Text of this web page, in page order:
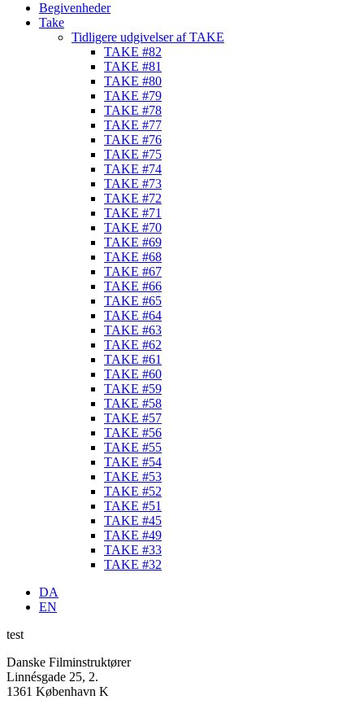
Begivenheder
Take
Tidligere udgivelser af TAKE
TAKE #82
TAKE #81
TAKE #80
TAKE #79
TAKE #78
TAKE #77
TAKE #76
TAKE #75
TAKE #74
TAKE #73
TAKE #72
TAKE #71
TAKE #70
TAKE #69
TAKE #68
TAKE #67
TAKE #66
TAKE #65
TAKE #64
TAKE #63
TAKE #62
TAKE #61
TAKE #60
TAKE #59
TAKE #58
TAKE #57
TAKE #56
TAKE #55
TAKE #54
TAKE #53
TAKE #52
TAKE #51
TAKE #45
TAKE #49
TAKE #33
TAKE #32
DA
EN
test
Danske Filminstruktører
Linnésgade 25, 2.
1361 København K